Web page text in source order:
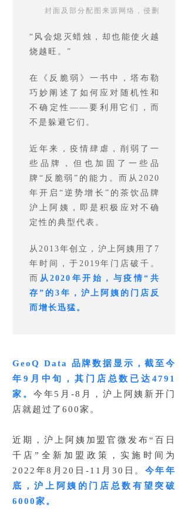
封面及部分配图来源网络，侵删
“风会熄灭蜡烛，却也能使火越
烧越旺。”
在《反脆弱》一书中，塔布勒
巧妙阐述了如何应对随机性和
不确定性——要利用它们，而
不是躲避它们。
近年来，疫情肆虐，削弱了一
些品牌，但也加固了一些品
牌“反脆弱”的能力。而从2020
年开启“逆势增长”的茶饮品牌
沪上阿姨，即是积极应对不确
定性的典型代表。
从2013年创立，沪上阿姨用了7
年时间，于2019年门店破千。
而 从2020年开始，与疫情“共
存”的3年，沪上阿姨的门店反
而增长迅猛。
GeoQ Data 品牌数据显示，截至今
年9月中旬，其门店总数已达4791
家。 今年5月-8月，沪上阿姨新开门
店就超过了600家。
近期，沪上阿姨加盟官微发布“百日
千店”全新加盟政策，实施时间为
2022年8月20日-11月30日。 今年年
底，沪上阿姨的门店总数有望突破
6000家。